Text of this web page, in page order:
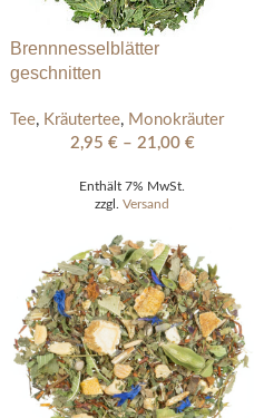
Brennnesselblätter
geschnitten
Tee, Kräutertee, Monokräuter
2,95 € – 21,00 €
Enthält 7% MwSt.
zzgl. Versand